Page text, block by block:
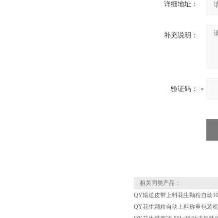
详细地址：
补充说明：
验证码：
相关同类产品：
QY输送皮带上料花生颗粒自动
QY花生颗粒自动上料称重包装